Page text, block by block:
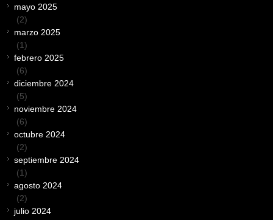
mayo 2025
(2)
marzo 2025
(1)
febrero 2025
(6)
diciembre 2024
(5)
noviembre 2024
(6)
octubre 2024
(2)
septiembre 2024
(1)
agosto 2024
(2)
julio 2024